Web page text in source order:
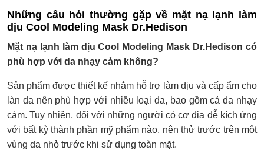
Những câu hỏi thường gặp về mặt nạ lạnh làm
dịu Cool Modeling Mask Dr.Hedison
Mặt nạ lạnh làm dịu Cool Modeling Mask Dr.Hedison có
phù hợp với da nhạy cảm không?
Sản phẩm được thiết kế nhằm hỗ trợ làm dịu và cấp ẩm cho
làn da nên phù hợp với nhiều loại da, bao gồm cả da nhạy
cảm. Tuy nhiên, đối với những người có cơ địa dễ kích ứng
với bất kỳ thành phần mỹ phẩm nào, nên thử trước trên một
vùng da nhỏ trước khi sử dụng toàn mặt.